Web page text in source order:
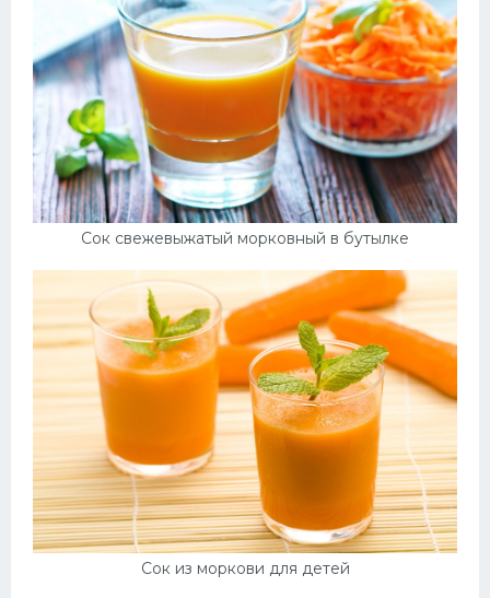
Сок свежевыжатый морковный в бутылке
Сок из моркови для детей